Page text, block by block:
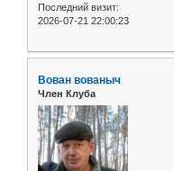
Последний визит:
2026-07-21 22:00:23
Вован вованыч
Член Клуба